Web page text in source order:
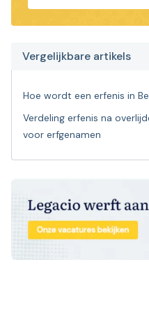
Vergelijkbare artikels
Hoe wordt een erfenis in
Verdeling erfenis na
voor erfgenamen